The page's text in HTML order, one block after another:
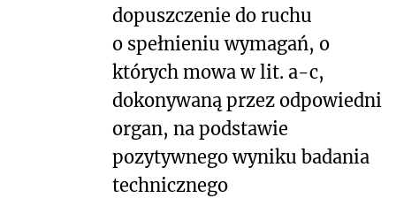
dopuszczenie do ruchu
o spełnieniu wymagań, o
których mowa w lit. a-c,
dokonywaną przez odpowiedni
organ, na podstawie
pozytywnego wyniku badania
technicznego